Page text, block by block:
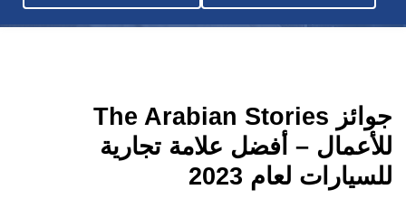
جوائز The Arabian Stories
للأعمال – أفضل علامة تجارية
للسيارات لعام 2023